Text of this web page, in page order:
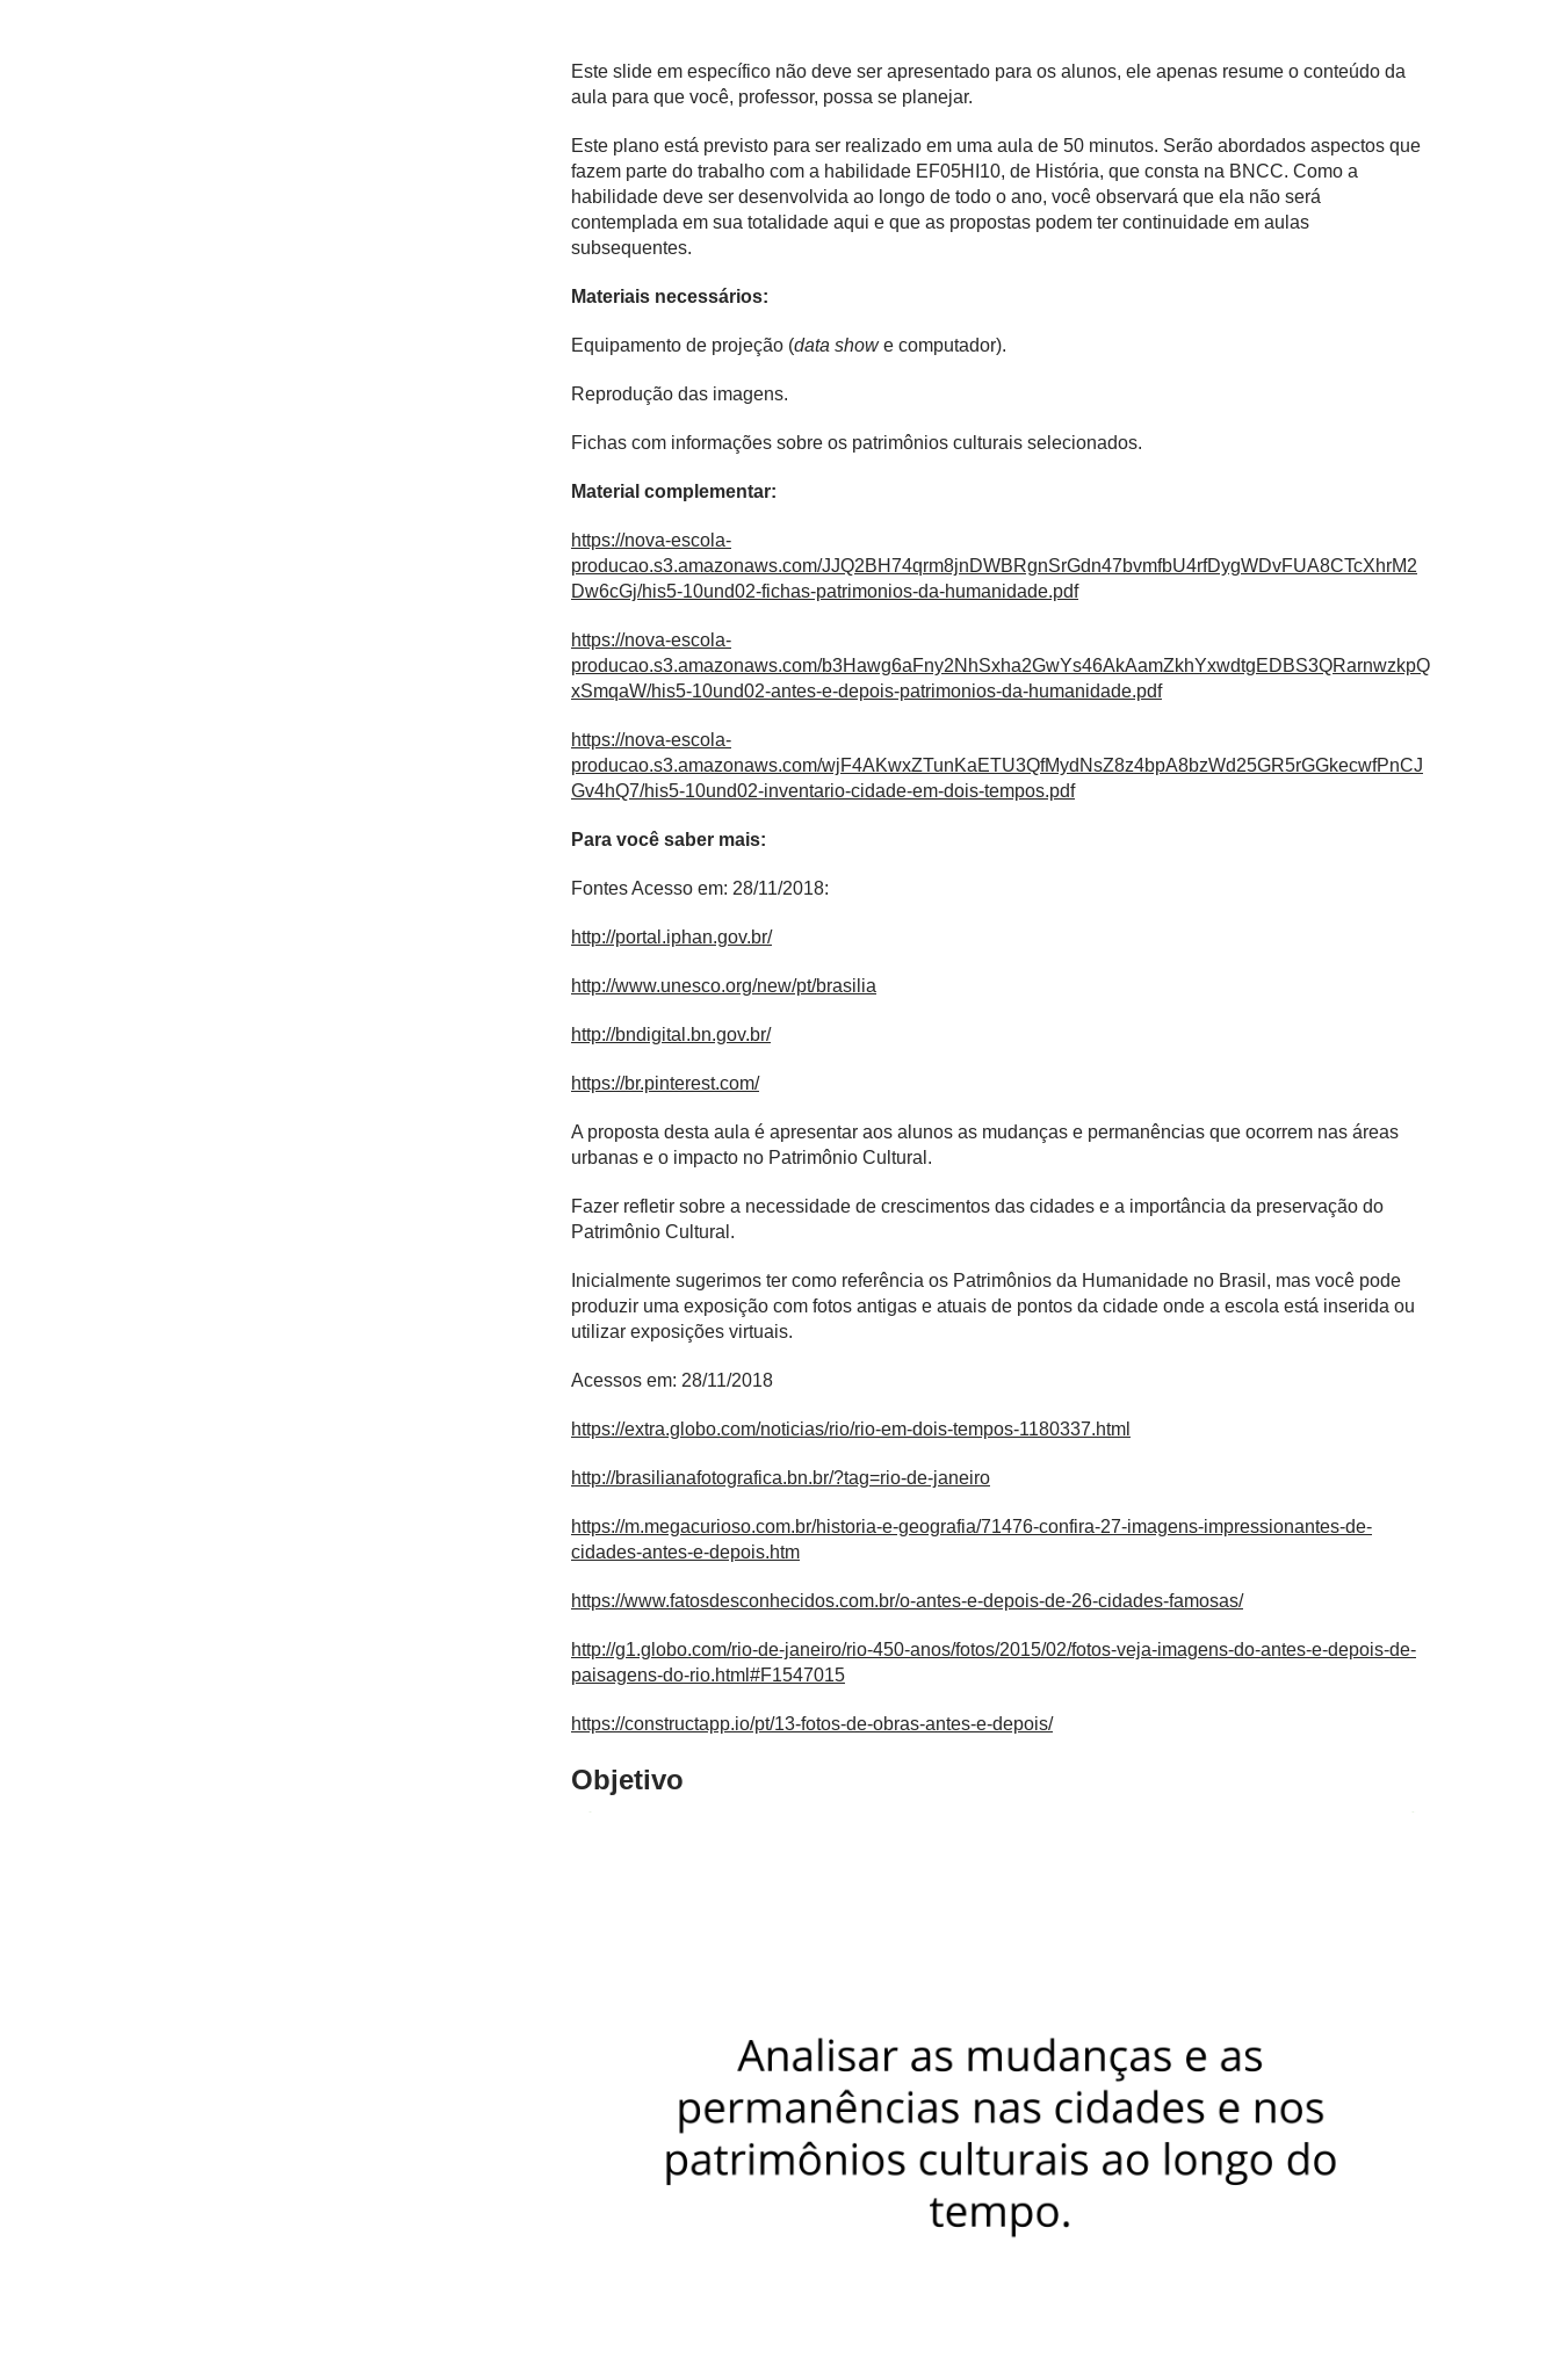
Este slide em específico não deve ser apresentado para os alunos, ele apenas resume o conteúdo da
aula para que você, professor, possa se planejar.
Este plano está previsto para ser realizado em uma aula de 50 minutos. Serão abordados aspectos que
fazem parte do trabalho com a habilidade EF05HI10, de História, que consta na BNCC. Como a
habilidade deve ser desenvolvida ao longo de todo o ano, você observará que ela não será
contemplada em sua totalidade aqui e que as propostas podem ter continuidade em aulas
subsequentes.
Materiais necessários:
Equipamento de projeção (data showe computador).
Reprodução das imagens.
Fichas com informações sobre os patrimônios culturais selecionados.
Material complementar:
https://nova-escola-
producao.s3.amazonaws.com/JJQ2BH74qrm8jnDWBRgnSrGdn47bvmfbU4rfDygWDvFUA8CTcXhrM2
Dw6cGj/his5-10und02-fichas-patrimonios-da-humanidade.pdf
https://nova-escola-
producao.s3.amazonaws.com/b3Hawg6aFny2NhSxha2GwYs46AkAamZkhYxwdtgEDBS3QRarnwzkpQ
xSmqaW/his5-10und02-antes-e-depois-patrimonios-da-humanidade.pdf
https://nova-escola-
producao.s3.amazonaws.com/wjF4AKwxZTunKaETU3QfMydNsZ8z4bpA8bzWd25GR5rGGkecwfPnCJ
Gv4hQ7/his5-10und02-inventario-cidade-em-dois-tempos.pdf
Para você saber mais:
Fontes Acesso em: 28/11/2018:
http://portal.iphan.gov.br/
http://www.unesco.org/new/pt/brasilia
http://bndigital.bn.gov.br/
https://br.pinterest.com/
A proposta desta aula é apresentar aos alunos as mudanças e permanências que ocorrem nas áreas
urbanas e o impacto no Patrimônio Cultural.
Fazer refletir sobre a necessidade de crescimentos das cidades e a importância da preservação do
Patrimônio Cultural.
Inicialmente sugerimos ter como referência os Patrimônios da Humanidade no Brasil, mas você pode
produzir uma exposição com fotos antigas e atuais de pontos da cidade onde a escola está inserida ou
utilizar exposições virtuais.
Acessos em: 28/11/2018
https://extra.globo.com/noticias/rio/rio-em-dois-tempos-1180337.html
http://brasilianafotografica.bn.br/?tag=rio-de-janeiro
https://m.megacurioso.com.br/historia-e-geografia/71476-confira-27-imagens-impressionantes-de-
cidades-antes-e-depois.htm
https://www.fatosdesconhecidos.com.br/o-antes-e-depois-de-26-cidades-famosas/
http://g1.globo.com/rio-de-janeiro/rio-450-anos/fotos/2015/02/fotos-veja-imagens-do-antes-e-depois-de-
paisagens-do-rio.html#F1547015
https://constructapp.io/pt/13-fotos-de-obras-antes-e-depois/
Objetivo